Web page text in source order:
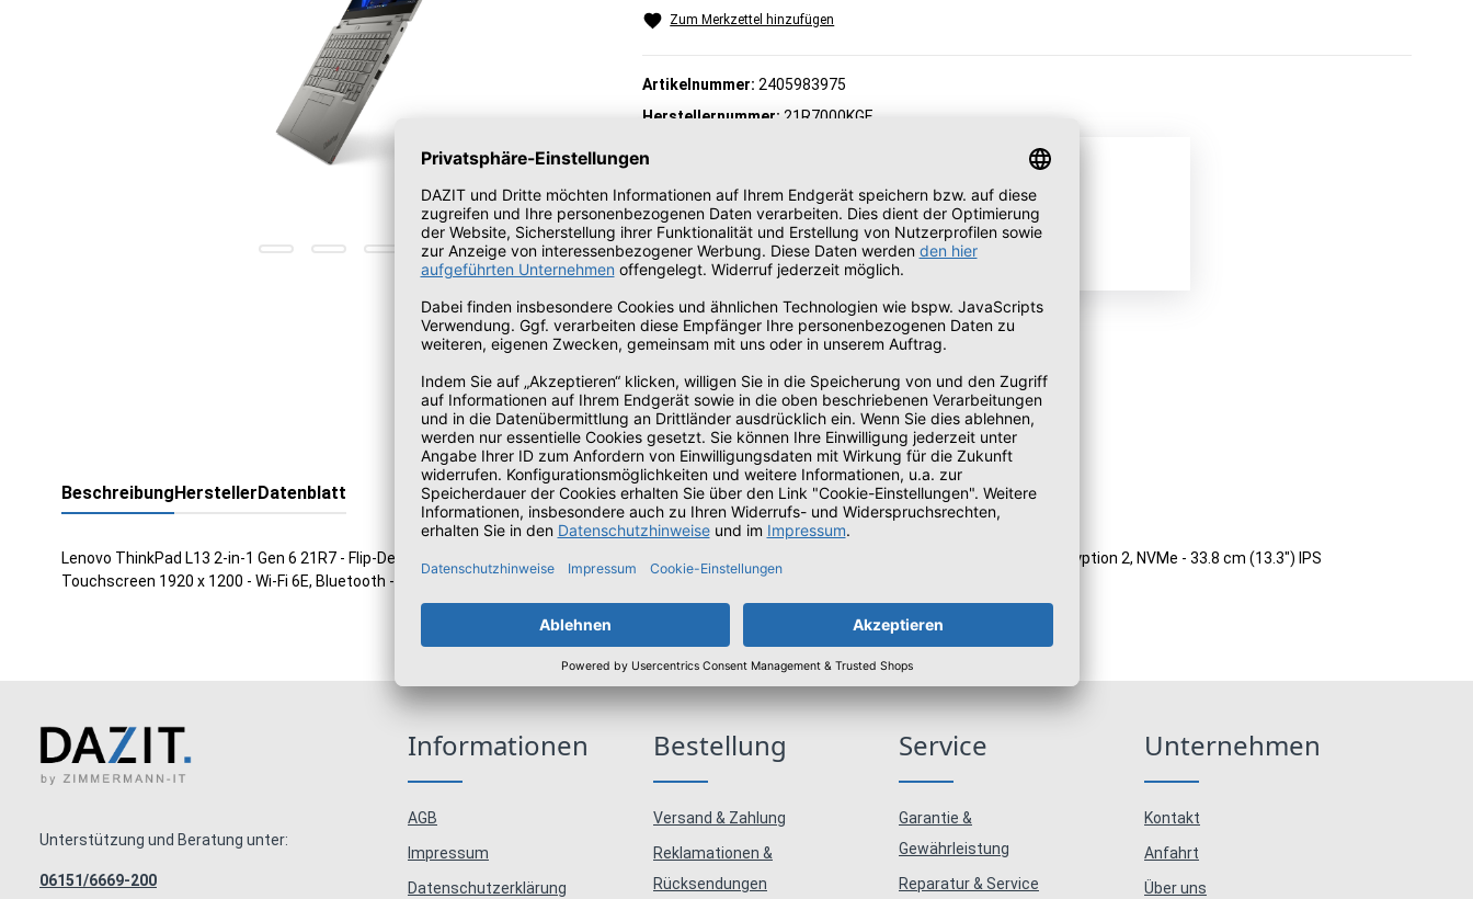
Zum Merkzettel hinzufügen
Artikelnummer: 2405983975
Herstellernummer: 21R7000KGE
Campus Produkt
W
USB PD
Beschreibung Hersteller Datenblatt
Lenovo ThinkPad L13 2-in-1 Gen 6 21R7 - Flip-Design - Intel Core Ultra 7 255U - Win 11 Pro - Intel Graphics - 32 GB RAM - 512 GB SSD TCG Opal Encryption 2, NVMe - 33.8 cm (13.3") IPS
Touchscreen 1920 x 1200 - Wi-Fi 6E, Bluetooth - Grau - kbd:Deutsch - mit 1 Jahr Lenovo Premier Support
Unterstützung und Beratung unter:
06151/6669-200
Informationen
AGB
Impressum
Datenschutzerklärung
Bestellung
Versand & Zahlung
Reklamationen &
Rücksendungen
Service
Garantie &
Gewährleistung
Reparatur & Service
Unternehmen
Kontakt
Anfahrt
Über uns